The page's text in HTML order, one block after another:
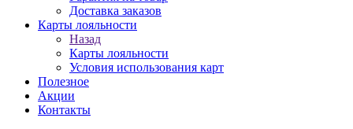
Доставка заказов
Карты лояльности
Назад
Карты лояльности
Условия использования карт
Полезное
Акции
Контакты